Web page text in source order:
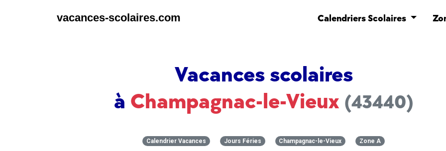
vacances-scolaires.com Calendriers Scolaires
Vacances scolaires
à Champagnac-le-Vieux (43440)
Calendrier Vacances Jours Féries Champagnac-le-Vieux Zone A